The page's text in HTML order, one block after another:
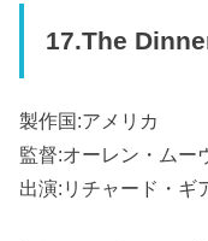
17.The
製作国:アメリカ
監督:オーレン・ムー
出演:リチャード・ギ